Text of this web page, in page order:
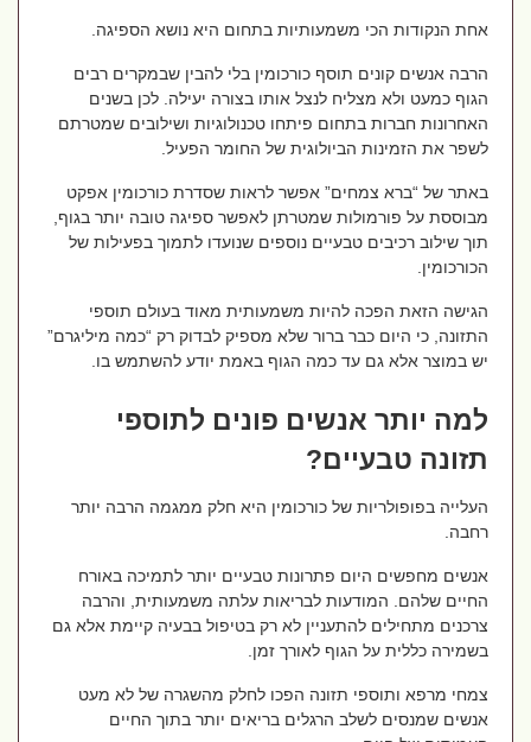
אחת הנקודות הכי משמעותיות בתחום היא נושא הספיגה.
הרבה אנשים קונים תוסף כורכומין בלי להבין שבמקרים רבים
הגוף כמעט ולא מצליח לנצל אותו בצורה יעילה. לכן בשנים
האחרונות חברות בתחום פיתחו טכנולוגיות ושילובים שמטרתם
לשפר את הזמינות הביולוגית של החומר הפעיל.
באתר של “ברא צמחים” אפשר לראות שסדרת כורכומין אפקט
מבוססת על פורמולות שמטרתן לאפשר ספיגה טובה יותר בגוף,
תוך שילוב רכיבים טבעיים נוספים שנועדו לתמוך בפעילות של
הכורכומין.
הגישה הזאת הפכה להיות משמעותית מאוד בעולם תוספי
התזונה, כי היום כבר ברור שלא מספיק לבדוק רק “כמה מיליגרם”
יש במוצר אלא גם עד כמה הגוף באמת יודע להשתמש בו.
למה יותר אנשים פונים לתוספי
תזונה טבעיים?
העלייה בפופולריות של כורכומין היא חלק ממגמה הרבה יותר
רחבה.
אנשים מחפשים היום פתרונות טבעיים יותר לתמיכה באורח
החיים שלהם. המודעות לבריאות עלתה משמעותית, והרבה
צרכנים מתחילים להתעניין לא רק בטיפול בבעיה קיימת אלא גם
בשמירה כללית על הגוף לאורך זמן.
צמחי מרפא ותוספי תזונה הפכו לחלק מהשגרה של לא מעט
אנשים שמנסים לשלב הרגלים בריאים יותר בתוך החיים